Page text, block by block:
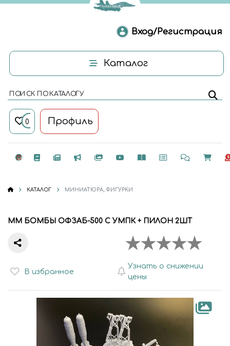
Вход/Регистрация
Каталог
ПОИСК ПО КАТАЛОГУ
0 Профиль
КАТАЛОГ МИНИАТЮРА, ФИГУРКИ
ММ БОМБЫ ОФЗАБ-500 С УМПК + ПИЛОН 2ШТ
В избранное
Узнать о снижении
цены